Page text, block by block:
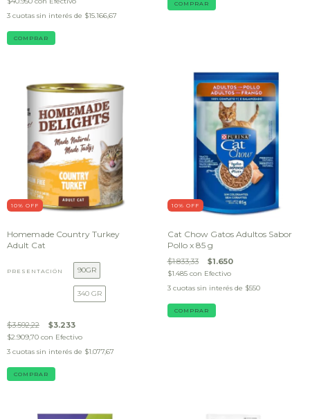
3 cuotas sin interés de $15.166,67
COMPRAR
COMPRAR
10% OFF
Homemade Country Turkey
Adult Cat
PRESENTACIÓN 90GR
340 GR
$3.592,22 $3.233
$2.909,70 con Efectivo
3 cuotas sin interés de $1.077,67
COMPRAR
10% OFF
Cat Chow Gatos Adultos Sabor
Pollo x 85 g
$1.833,33 $1.650
$1.485 con Efectivo
3 cuotas sin interés de $550